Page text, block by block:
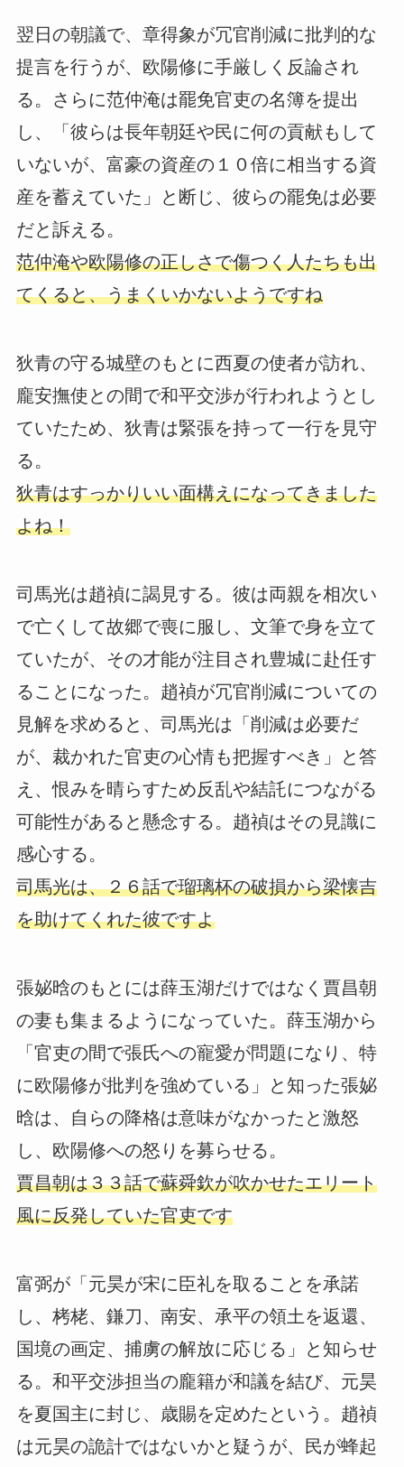
翌日の朝議で、章得象が冗官削減に批判的な
提言を行うが、欧陽修に手厳しく反論され
る。さらに范仲淹は罷免官吏の名簿を提出
し、「彼らは長年朝廷や民に何の貢献もして
いないが、富豪の資産の１０倍に相当する資
産を蓄えていた」と断じ、彼らの罷免は必要
だと訴える。
范仲淹や欧陽修の正しさで傷つく人たちも出
てくると、うまくいかないようですね
狄青の守る城壁のもとに西夏の使者が訪れ、
龐安撫使との間で和平交渉が行われようとし
ていたため、狄青は緊張を持って一行を見守
る。
狄青はすっかりいい面構えになってきました
よね！
司馬光は趙禎に謁見する。彼は両親を相次い
で亡くして故郷で喪に服し、文筆で身を立て
ていたが、その才能が注目され豊城に赴任す
ることになった。趙禎が冗官削減についての
見解を求めると、司馬光は「削減は必要だ
が、裁かれた官吏の心情も把握すべき」と答
え、恨みを晴らすため反乱や結託につながる
可能性があると懸念する。趙禎はその見識に
感心する。
司馬光は、２６話で瑠璃杯の破損から梁懐吉
を助けてくれた彼ですよ
張妼晗のもとには薛玉湖だけではなく賈昌朝
の妻も集まるようになっていた。薛玉湖から
「官吏の間で張氏への寵愛が問題になり、特
に欧陽修が批判を強めている」と知った張妼
晗は、自らの降格は意味がなかったと激怒
し、欧陽修への怒りを募らせる。
賈昌朝は３３話で蘇舜欽が吹かせたエリート
風に反発していた官吏です
富弼が「元昊が宋に臣礼を取ることを承諾
し、栲栳、鎌刀、南安、承平の領土を返還、
国境の画定、捕虜の解放に応じる」と知らせ
る。和平交渉担当の龐籍が和議を結び、元昊
を夏国主に封じ、歳賜を定めたという。趙禎
は元昊の詭計ではないかと疑うが、民が蜂起